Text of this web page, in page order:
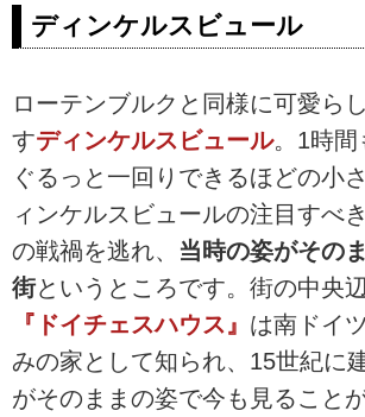
ディンケルスビュール
ローテンブルクと同様に可愛ら
すディンケルスビュール。1時間
ぐるっと一回りできるほどの小
ィンケルスビュールの注目すべ
の戦禍を逃れ、 当時の姿がその
街というところです。街の中央
『ドイチェスハウス』 は南ドイ
みの家として知られ、15世紀に
がそのままの姿で今も見ること